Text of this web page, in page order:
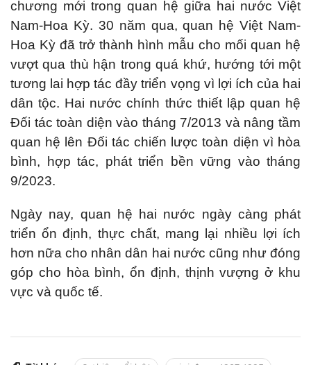
chương mới trong quan hệ giữa hai nước Việt
Nam-Hoa Kỳ. 30 năm qua, quan hệ Việt Nam-
Hoa Kỳ đã trở thành hình mẫu cho mối quan hệ
vượt qua thù hận trong quá khứ, hướng tới một
tương lai hợp tác đầy triển vọng vì lợi ích của hai
dân tộc. Hai nước chính thức thiết lập quan hệ
Đối tác toàn diện vào tháng 7/2013 và nâng tầm
quan hệ lên Đối tác chiến lược toàn diện vì hòa
bình, hợp tác, phát triển bền vững vào tháng
9/2023.
Ngày nay, quan hệ hai nước ngày càng phát
triển ổn định, thực chất, mang lại nhiều lợi ích
hơn nữa cho nhân dân hai nước cũng như đóng
góp cho hòa bình, ổn định, thịnh vượng ở khu
vực và quốc tế.